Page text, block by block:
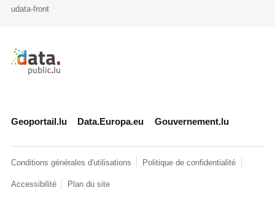
udata-front
Retour à l'accueil de data.public.lu
Geoportail.lu Data.Europa.eu Gouvernement.lu
Conditions générales d'utilisations Politique de confidentialité
Accessibilité Plan du site